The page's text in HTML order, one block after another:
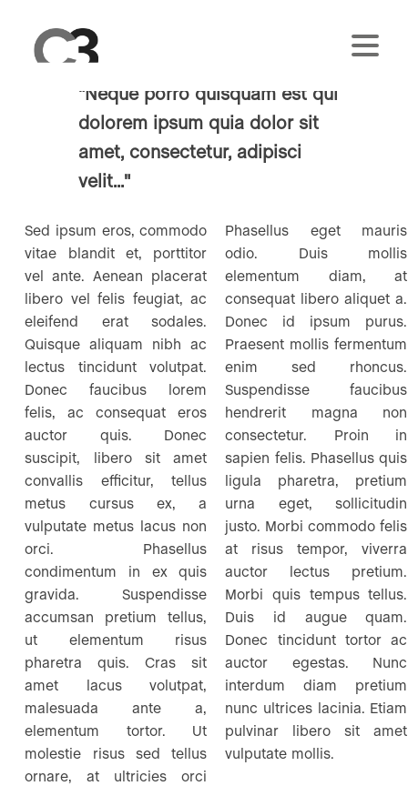
"Neque porro quisquam est qui
dolorem ipsum quia dolor sit
amet, consectetur, adipisci
velit..."
Sed ipsum eros, commodo
vitae blandit et, porttitor
vel ante. Aenean placerat
libero vel felis feugiat, ac
eleifend erat sodales.
Quisque aliquam nibh ac
lectus tincidunt volutpat.
Donec faucibus lorem
felis, ac consequat eros
auctor quis. Donec
suscipit, libero sit amet
convallis efficitur, tellus
metus cursus ex, a
vulputate metus lacus non
orci. Phasellus
condimentum in ex quis
gravida. Suspendisse
accumsan pretium tellus,
ut elementum risus
pharetra quis. Cras sit
amet lacus volutpat,
malesuada ante a,
elementum tortor. Ut
molestie risus sed tellus
ornare, at ultricies orci
Phasellus eget mauris
odio. Duis mollis
elementum diam, at
consequat libero aliquet a.
Donec id ipsum purus.
Praesent mollis fermentum
enim sed rhoncus.
Suspendisse faucibus
hendrerit magna non
consectetur. Proin in
sapien felis. Phasellus quis
ligula pharetra, pretium
urna eget, sollicitudin
justo. Morbi commodo felis
at risus tempor, viverra
auctor lectus pretium.
Morbi quis tempus tellus.
Duis id augue quam.
Donec tincidunt tortor ac
auctor egestas. Nunc
interdum diam pretium
nunc ultrices lacinia. Etiam
pulvinar libero sit amet
vulputate mollis.